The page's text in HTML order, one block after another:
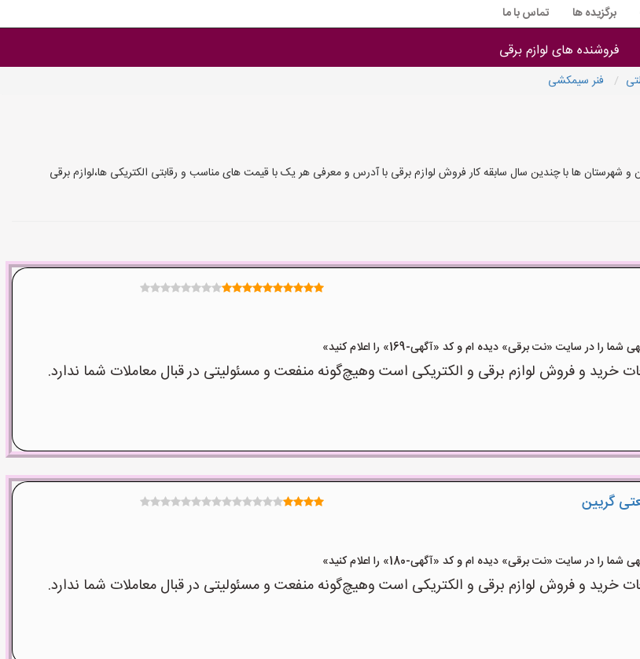
برگزیده ها تماس با ما
فروشنده های لوازم برقی
فنر سیمکشی
ها با چندین سال سابقه کار فروش لوازم برقی با آدرس و معرفی هر یک با قیمت های مناسب و رقابتی الکتریکی ها،لوازم برقی
سایت «نت برقی» دیده ام و کد «آگهی-169» را اعلام کنید»
و فروش لوازم برقی و الکتریکی است وهیچ‌گونه منفعت و مسئولیتی در قبال معاملات شما ندارد.
گریین
سایت «نت برقی» دیده ام و کد «آگهی-180» را اعلام کنید»
و فروش لوازم برقی و الکتریکی است وهیچ‌گونه منفعت و مسئولیتی در قبال معاملات شما ندارد.